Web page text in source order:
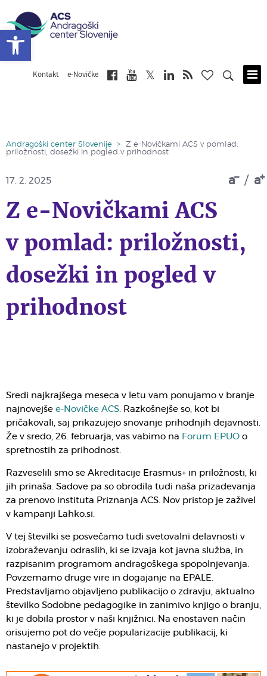
Kontakt e-Novičke
Andragoški center Slovenije >
Z e-Novičkami ACS v pomlad:
priložnosti, dosežki in pogled v prihodnost
a / a
17. 2. 2025
Z e-Novičkami ACS
v pomlad: priložnosti,
dosežki in pogled v
prihodnost
Sredi najkrajšega meseca v letu vam ponujamo v branje
najnovejše e-Novičke ACS. Razkošnejše so, kot bi
pričakovali, saj prikazujejo snovanje prihodnjih dejavnosti.
Že v sredo, 26. februarja, vas vabimo na Forum EPUO o
spretnostih za prihodnost.
Razveselili smo se Akreditacije Erasmus+ in priložnosti, ki
jih prinaša. Sadove pa so obrodila tudi naša prizadevanja
za prenovo instituta Priznanja ACS. Nov pristop je zaživel
v kampanji Lahko.si.
V tej številki se posvečamo tudi svetovalni delavnosti v
izobraževanju odraslih, ki se izvaja kot javna služba, in
razpisanim programom andragoškega spopolnjevanja.
Povzemamo druge vire in dogajanje na EPALE.
Predstavljamo objavljeno publikacijo o zdravju, aktualno
številko Sodobne pedagogike in zanimivo knjigo o branju,
ki je dobila prostor v naši knjižnici. Na enostaven način
orisujemo pot do večje popularizacije publikacij, ki
nastanejo v projektih.
Open toolbar